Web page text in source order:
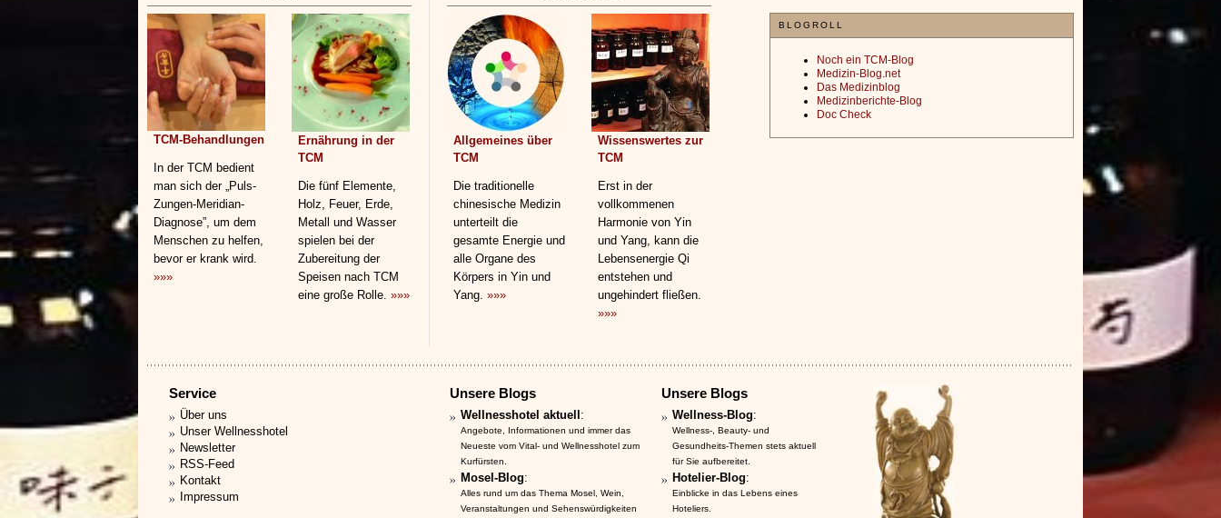
TCM-Behandlungen
In der TCM bedient
man sich der „Puls-
Zungen-Meridian-
Diagnose”, um dem
Menschen zu helfen,
bevor er krank wird.
»»»
Ernährung in der
TCM
Die fünf Elemente,
Holz, Feuer, Erde,
Metall und Wasser
spielen bei der
Zubereitung der
Speisen nach TCM
eine große Rolle. »»»
Allgemeines über
TCM
Die traditionelle
chinesische Medizin
unterteilt die
gesamte Energie und
alle Organe des
Körpers in Yin und
Yang. »»»
Wissenswertes zur
TCM
Erst in der
vollkommenen
Harmonie von Yin
und Yang, kann die
Lebensenergie Qi
entstehen und
ungehindert fließen.
»»»
BLOGROLL
Noch ein TCM-Blog
Medizin-Blog.net
Das Medizinblog
Medizinberichte-Blog
Doc Check
Service
Über uns
Unser Wellnesshotel
Newsletter
RSS-Feed
Kontakt
Impressum
Unsere Blogs
Wellnesshotel aktuell :
Angebote, Informationen und immer das
Neueste vom Vital- und Wellnesshotel zum
Kurfürsten.
Mosel-Blog:
Alles rund um das Thema Mosel, Wein,
Veranstaltungen und Sehenswürdigkeiten
Unsere Blogs
Wellness-Blog:
Wellness-, Beauty- und
Gesundheits-Themen stets aktuell
für Sie aufbereitet.
Hotelier-Blog:
Einblicke in das Lebens eines
Hoteliers.